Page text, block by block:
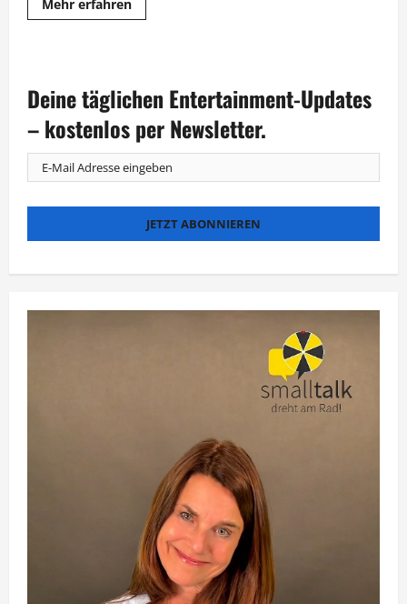
Mehr erfahrenMehr
Informationen
die
offiziellen
deutschen
Halbjahres-
Charts
an
Deine täglichen Entertainment-Updates
– kostenlos per Newsletter.